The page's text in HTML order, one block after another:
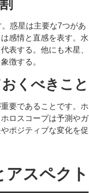
惑星は主要な7つがあ
感情と直感を表す。水
表する。他にも木星、
徴する。
くべきこと
要であることです。ホ
ロスコープは予測やガ
ポジティブな変化を促
スペクト